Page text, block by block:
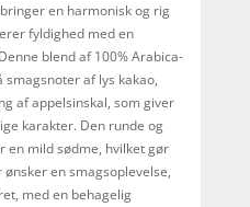
en harmonisk og rig
fyldighed med en
blend af 100% Arabica-
af lys kakao,
af appelsinskal, som giver
karakter. Den runde og
mild sødme, hvilket gør
en smagsoplevelse,
med en behagelig